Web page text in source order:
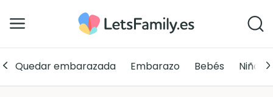
Quedar embarazada Embarazo Bebés Niños